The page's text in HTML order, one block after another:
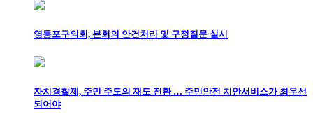
영등포구의회, 본회의 안건처리 및 구정질문 실시
자치경찰제, 주민 주도의 재도 전환 … 주민안전 치안서비스가 최우선
되어야